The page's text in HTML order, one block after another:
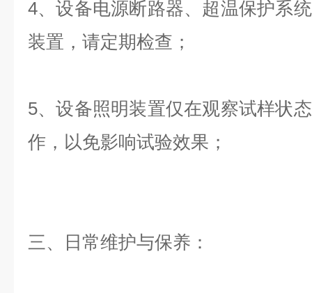
4、设备电源断路器、超温保护系
装置，请定期检查；
5、设备照明装置仅在观察试样状
作，以免影响试验效果；
三、日常维护与保养：